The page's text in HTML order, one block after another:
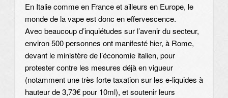
En Italie comme en France et ailleurs en Europe, le
monde de la vape est donc en effervescence.
Avec beaucoup d’inquiétudes sur l’avenir du secteur,
environ 500 personnes ont manifesté hier, à Rome,
devant le ministère de l’économie italien, pour
protester contre les mesures déjà en vigueur
(notamment une très forte taxation sur les e-liquides à
hauteur de 3,73€ pour 10ml), et soutenir leurs